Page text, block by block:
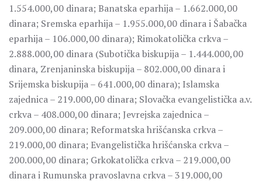
1.554.000,00 dinara; Banatska eparhija – 1.662.000,00
dinara; Sremska eparhija – 1.955.000,00 dinara i Šabačka
eparhija – 106.000,00 dinara); Rimokatolička crkva –
2.888.000,00 dinara (Subotička biskupija – 1.444.000,00
dinara, Zrenjaninska biskupija – 802.000,00 dinara i
Srijemska biskupija – 641.000,00 dinara); Islamska
zajednica – 219.000,00 dinara; Slovačka evangelistička a.v.
crkva – 408.000,00 dinara; Jevrejska zajednica –
209.000,00 dinara; Reformatska hrišćanska crkva –
219.000,00 dinara; Evangelistička hrišćanska crkva –
200.000,00 dinara; Grkokatolička crkva – 219.000,00
dinara i Rumunska pravoslavna crkva – 319.000,00